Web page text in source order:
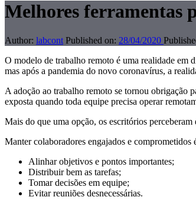
Melhores ferramentas
Author: labcont Published on: 28/04/2020
O modelo de trabalho remoto é uma realidade em
mas após a pandemia do novo coronavírus, a
A adoção ao trabalho remoto se tornou obrigação
exposta quando toda equipe precisa operar
Mais do que uma opção, os escritórios
Manter colaboradores engajados e
Alinhar objetivos e pontos importantes;
Distribuir bem as tarefas;
Tomar decisões em equipe;
Evitar reuniões desnecessárias.